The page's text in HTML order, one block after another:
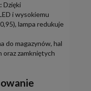
Dzięki
i wysokiemu
lampa redukuje
do magazynów, hal
zamkniętych